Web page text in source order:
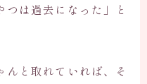
は過去になった」と
と取れていれば、そ